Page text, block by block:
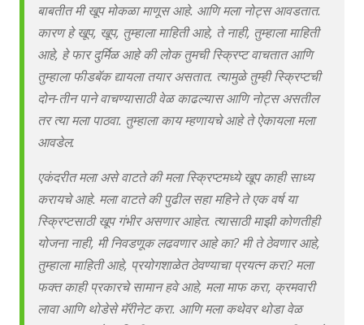
बाबतीत मी खूप मोकळा माणूस आहे. आणि मला नोट्स आवडतात.
कारण हे खूप, खूप, तुम्हाला माहिती आहे, ते नाही, तुम्हाला माहिती
आहे, हे फार दुर्मिळ आहे की लोक तुमची स्क्रिप्ट वाचतात आणि
तुम्हाला फीडबॅक द्यायला तयार असतात. त्यामुळे तुम्ही स्क्रिप्टची
दोन-तीन पाने वाचण्यासाठी वेळ काढल्यास आणि नोट्स असतील
तर त्या मला पाठवा. तुम्हाला काय म्हणायचे आहे ते ऐकायला मला
आवडेल.
एकंदरीत मला असे वाटते की मला स्क्रिप्टमध्ये खूप काही साध्य
करायचे आहे. मला वाटते की पुढील सहा महिने ते एक वर्ष या
स्क्रिप्टसाठी खूप गंभीर असणार आहेत. त्यासाठी माझी कोणतीही
योजना नाही, मी निवडणूक लढवणार आहे का? मी ते ठेवणार आहे,
तुम्हाला माहिती आहे, प्रयोगशाळेत ठेवण्याचा प्रयत्न करा? मला
फक्त काही प्रकारचे सामान हवे आहे, मला माफ करा, क्रमवारी
लावा आणि थोडेसे मॅरीनेट करा. आणि मला कथेवर थोडा वेळ